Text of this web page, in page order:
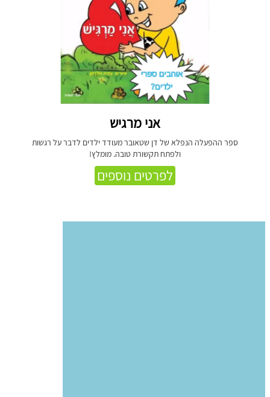
אני מרגיש
ספר ההפעלה הנפלא של דן שטאובר מעודד ילדים לדבר על רגשות
ולפתח תקשורת טובה. מומלץ!
לפרטים נוספים